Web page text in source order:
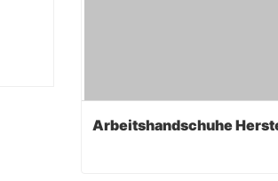
Arbeitshandschuhe